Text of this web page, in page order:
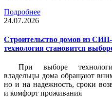
Подробнее
24.07.2026
Строительство домов из
технология становится
При выборе
владельцы дома обращают
но и на надежность, сроки
и комфорт проживания